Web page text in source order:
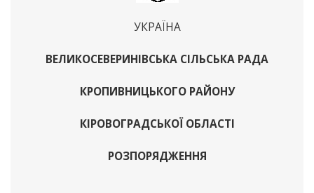
УКРАЇНА
ВЕЛИКОСЕВЕРИНІВСЬКА СІЛЬСЬКА РАДА
КРОПИВНИЦЬКОГО РАЙОНУ
КІРОВОГРАДСЬКОЇ ОБЛАСТІ
РОЗПОРЯДЖЕННЯ